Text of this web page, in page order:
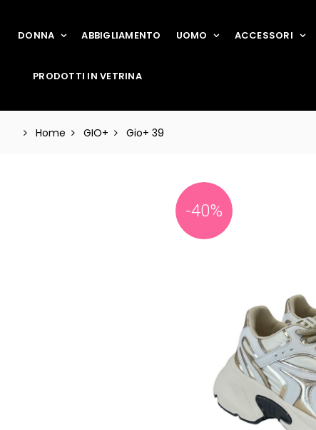
DONNA ABBIGLIAMENTO UOMO ACCESSORI
PRODOTTI IN VETRINA
Home GIO+ Gio+ 39
-40%